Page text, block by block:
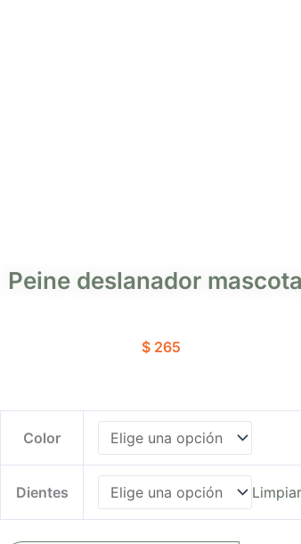
Peine deslanador
$ 265
Color
Dientes Limpiar
deslanador
mascotas
cantidad